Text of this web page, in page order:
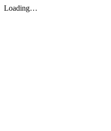
Loading…